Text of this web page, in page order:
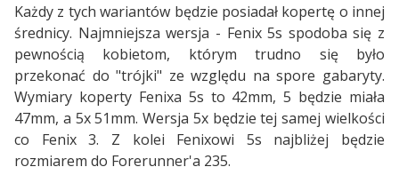
Każdy z tych wariantów będzie posiadał kopertę o innej
średnicy. Najmniejsza wersja - Fenix 5s spodoba się z
pewnością kobietom, którym trudno się było
przekonać do "trójki" ze względu na spore gabaryty.
Wymiary koperty Fenixa 5s to 42mm, 5 będzie miała
47mm, a 5x 51mm. Wersja 5x będzie tej samej wielkości
co Fenix 3. Z kolei Fenixowi 5s najbliżej będzie
rozmiarem do Forerunner'a 235.